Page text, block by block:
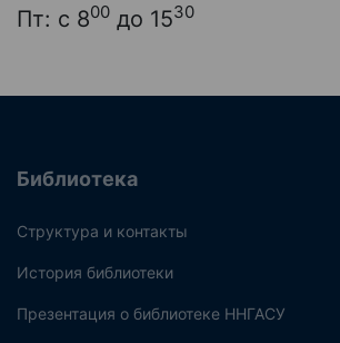
Пт: с 800 до 1530
Библиотека
Структура и контакты
История библиотеки
Презентация о библиотеке ННГАСУ